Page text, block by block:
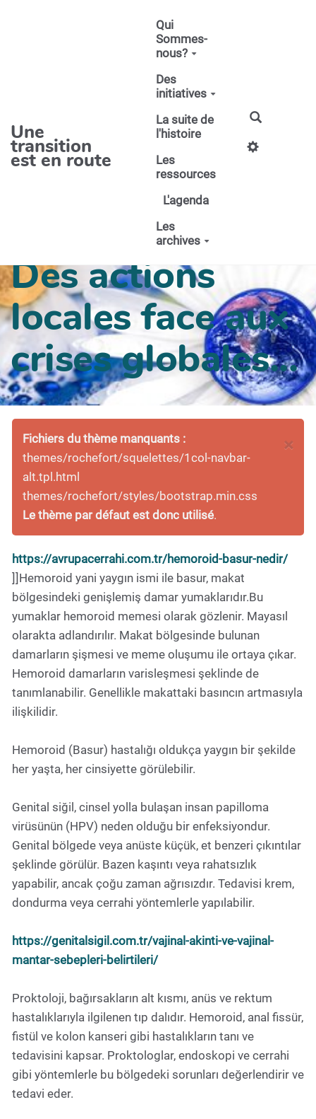
Une
transition
est en route
Qui
Sommes-
nous?
Des
initiatives
La suite de
l'histoire
Les
ressources
L'agenda
Les
archives
Des actions
locales face aux
crises globales...
×
Fichiers du thème manquants :
themes/rochefort/squelettes/1col-navbar-
alt.tpl.html
themes/rochefort/styles/bootstrap.min.css
Le thème par défaut est donc utilisé.
https://avrupacerrahi.com.tr/hemoroid-basur-nedir/
]]Hemoroid yani yaygın ismi ile basur, makat
bölgesindeki genişlemiş damar yumaklarıdır.Bu
yumaklar hemoroid memesi olarak gözlenir. Mayasıl
olarakta adlandırılır. Makat bölgesinde bulunan
damarların şişmesi ve meme oluşumu ile ortaya çıkar.
Hemoroid damarların varisleşmesi şeklinde de
tanımlanabilir. Genellikle makattaki basıncın artmasıyla
ilişkilidir.
Hemoroid (Basur) hastalığı oldukça yaygın bir şekilde
her yaşta, her cinsiyette görülebilir.
Genital siğil, cinsel yolla bulaşan insan papilloma
virüsünün (HPV) neden olduğu bir enfeksiyondur.
Genital bölgede veya anüste küçük, et benzeri çıkıntılar
şeklinde görülür. Bazen kaşıntı veya rahatsızlık
yapabilir, ancak çoğu zaman ağrısızdır. Tedavisi krem,
dondurma veya cerrahi yöntemlerle yapılabilir.
https://genitalsigil.com.tr/vajinal-akinti-ve-vajinal-
mantar-sebepleri-belirtileri/
Proktoloji, bağırsakların alt kısmı, anüs ve rektum
hastalıklarıyla ilgilenen tıp dalıdır. Hemoroid, anal fissür,
fistül ve kolon kanseri gibi hastalıkların tanı ve
tedavisini kapsar. Proktologlar, endoskopi ve cerrahi
gibi yöntemlerle bu bölgedeki sorunları değerlendirir ve
tedavi eder.